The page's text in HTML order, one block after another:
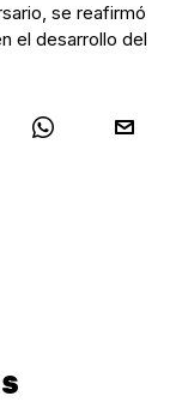
se reafirmó
el desarrollo del